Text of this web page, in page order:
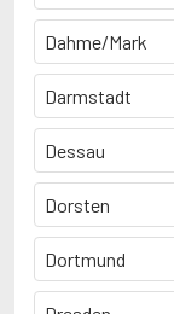
Dahme/Mark
Darmstadt
Dessau
Dorsten
Dortmund